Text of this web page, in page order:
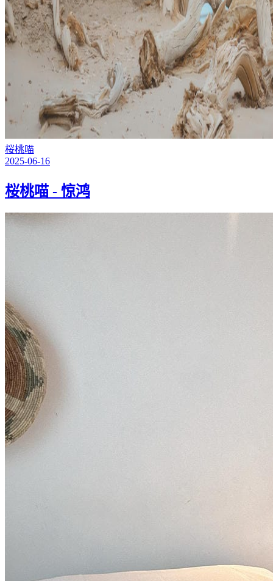
桜桃喵
2025-06-16
桜桃喵 - 惊鸿